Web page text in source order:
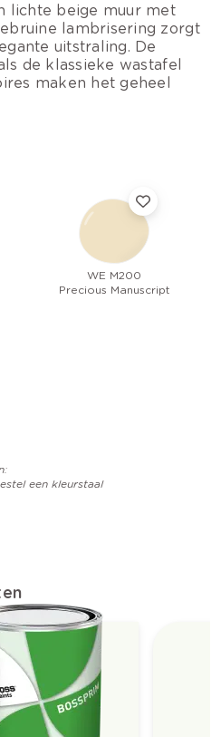
lichte beige muur met
lambrisering zorgt
uitstraling. De
de klassieke wastafel
maken het geheel
WE M200
Precious Manuscript
een kleurstaal